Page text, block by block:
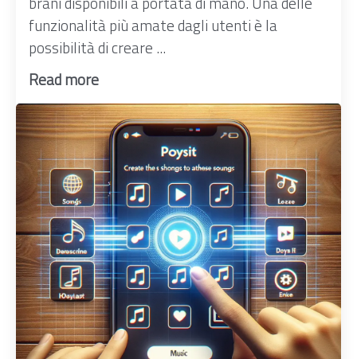
funzionalità più amate dagli utenti è la
possibilità di creare ...
Read more